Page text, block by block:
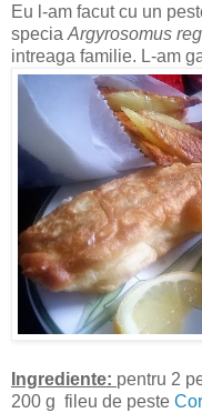
Eu l-am facut cu un
specia Argyrosomus
intreaga familie. L-am
Ingrediente: pentru 2
200 g fileu de peste